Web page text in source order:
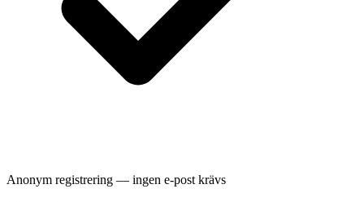
Anonym registrering — ingen e-post krävs